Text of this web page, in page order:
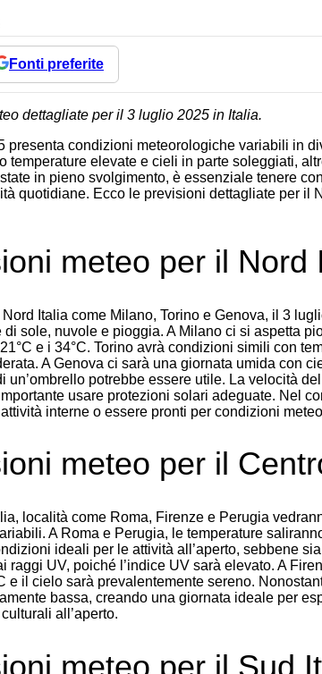
Fonti preferite
dettagliate per il 3 luglio 2025 in Italia.
presenta condizioni meteorologiche variabili in
temperature elevate e cieli in parte soleggiati,
in pieno svolgimento, è essenziale tenere
quotidiane. Ecco le previsioni dettagliate per il
meteo per il Nord
Italia come Milano, Torino e Genova, il 3
sole, nuvole e pioggia. A Milano ci si aspetta
e i 34°C. Torino avrà condizioni simili con
A Genova ci sarà una giornata umida con
un’ombrello potrebbe essere utile. La velocità
usare protezioni solari adeguate. Nel
interne o essere pronti per condizioni
meteo per il
località come Roma, Firenze e Perugia
A Roma e Perugia, le temperature
ideali per le attività all’aperto, sebbene
raggi UV, poiché l’indice UV sarà elevato. A
e il cielo sarà prevalentemente sereno.
bassa, creando una giornata ideale per
all’aperto.
meteo per il Sud